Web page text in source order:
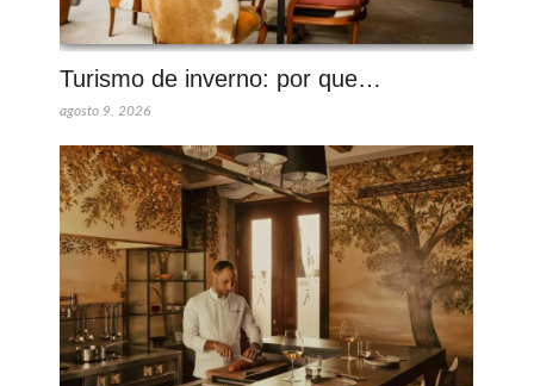
Turismo de inverno: por que…
agosto 9, 2026